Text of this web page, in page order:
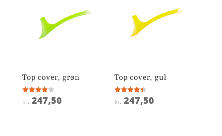
Top cover, grøn
Vurderet
4.1
kr. 247,50
Top cover, gul
Vurderet
4.5
kr. 247,50